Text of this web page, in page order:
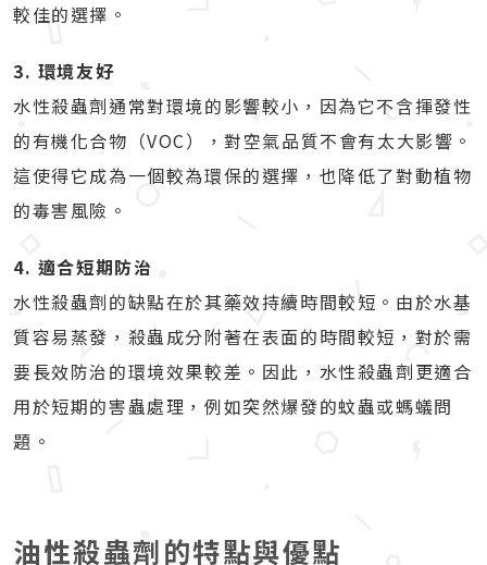
較佳的選擇。
3. 環境友好
水性殺蟲劑通常對環境的影響較小，因為它不含揮發性
的有機化合物（VOC），對空氣品質不會有太大影響。
這使得它成為一個較為環保的選擇，也降低了對動植物
的毒害風險。
4. 適合短期防治
水性殺蟲劑的缺點在於其藥效持續時間較短。由於水基
質容易蒸發，殺蟲成分附著在表面的時間較短，對於需
要長效防治的環境效果較差。因此，水性殺蟲劑更適合
用於短期的害蟲處理，例如突然爆發的蚊蟲或螞蟻問
題。
油性殺蟲劑的特點與優點